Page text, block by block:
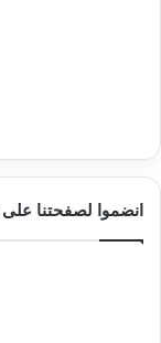
انضموا لصفحتنا